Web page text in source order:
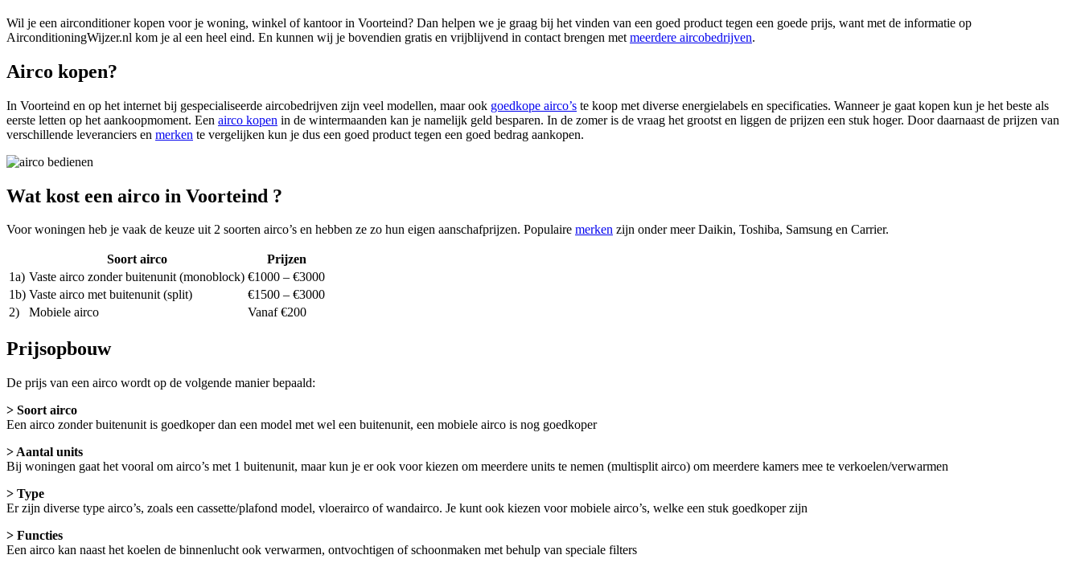
Wil je een airconditioner kopen voor je woning, winkel of kantoor in Voorteind? Dan helpen we je graag bij het vinden van een goed product tegen een goede prijs, want met de informatie op
AirconditioningWijzer.nl kom je al een heel eind. En kunnen wij je bovendien gratis en vrijblijvend in contact brengen met meerdere aircobedrijven.
Airco kopen?
In Voorteind en op het internet bij gespecialiseerde aircobedrijven zijn veel modellen, maar ook goedkope airco’s te koop met diverse energielabels en specificaties. Wanneer je gaat kopen kun je het beste als
eerste letten op het aankoopmoment. Een airco kopen in de wintermaanden kan je namelijk geld besparen. In de zomer is de vraag het grootst en liggen de prijzen een stuk hoger. Door daarnaast de prijzen van
verschillende leveranciers en merken te vergelijken kun je dus een goed product tegen een goed bedrag aankopen.
Wat kost een airco in Voorteind ?
Voor woningen heb je vaak de keuze uit 2 soorten airco’s en hebben ze zo hun eigen aanschafprijzen. Populaire merken zijn onder meer Daikin, Toshiba, Samsung en Carrier.
Soort airco
Prijzen
1a) Vaste airco zonder buitenunit (monoblock) €1000 – €3000
1b) Vaste airco met buitenunit (split)
€1500 – €3000
2)
Mobiele airco Vanaf €200
Prijsopbouw
De prijs van een airco wordt op de volgende manier bepaald:
> Soort airco
Een airco zonder buitenunit is goedkoper dan een model met wel een buitenunit, een mobiele airco is nog goedkoper
> Aantal units
Bij woningen gaat het vooral om airco’s met 1 buitenunit, maar kun je er ook voor kiezen om meerdere units te nemen (multisplit airco) om meerdere kamers mee te verkoelen/verwarmen
> Type
Er zijn diverse type airco’s, zoals een cassette/plafond model, vloerairco of wandairco. Je kunt ook kiezen voor mobiele airco’s, welke een stuk goedkoper zijn
> Functies
Een airco kan naast het koelen de binnenlucht ook verwarmen, ontvochtigen of schoonmaken met behulp van speciale filters